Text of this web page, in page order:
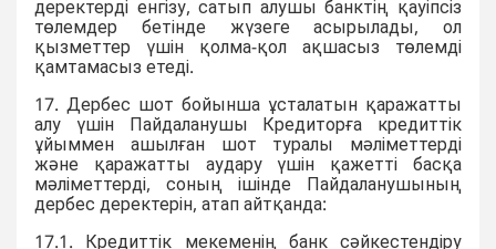
деректерді енгізу, сатып алушы банктің қауіпсіз
төлемдер бетінде жүзеге асырылады, ол
қызметтер үшін қолма-қол ақшасыз төлемді
қамтамасыз етеді.
17. Дербес шот бойынша ұсталатын қаражатты
алу үшін Пайдаланушы Кредиторға кредиттік
ұйыммен ашылған шот туралы мәліметтерді
және қаражатты аудару үшін қажетті басқа
мәліметтерді, соның ішінде Пайдаланушының
дербес деректерін, атап айтқанда: